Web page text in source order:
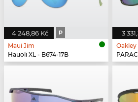
4 248,86 Kč P
Maui Jim
Hauoli XL - B674-17B
3
Oakley